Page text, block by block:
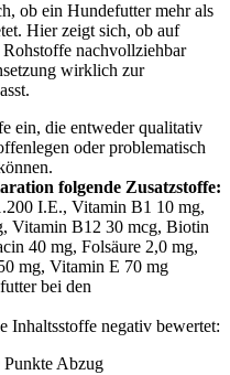
ob ein Hundefutter mehr als
Hier zeigt sich, ob auf
nachvollziehbar
wirklich zur
ein, die entweder qualitativ
oder problematisch
folgende Zusatzstoffe:
I.E., Vitamin B1 10 mg,
Vitamin B12 30 mcg, Biotin
40 mg, Folsäure 2,0 mg,
mg, Vitamin E 70 mg
bei den
Inhaltsstoffe negativ bewertet:
Abzug